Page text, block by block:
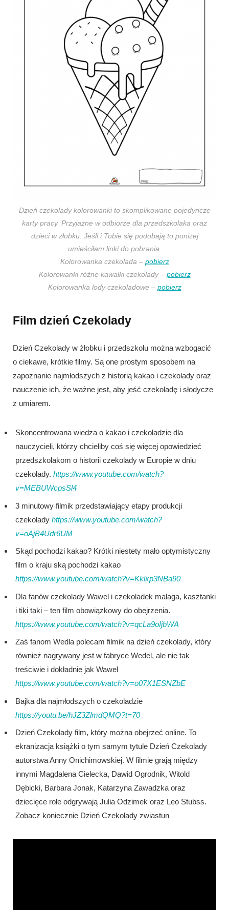
Dzień czekolady kolorowanki to skomplikowane pojedyncze
karty pracy. Przyjazne w odbiorze dla przedszkolaka oraz
dzieci w żłobku. Jeśli i Tobie się podobają to poniżej
umieściłam linki do pobrania.
Kolorowanka czekolada – pobierz
Kolorowanki różne kawałki czekolady – pobierz
Kolorowanka lody czekoladowe – pobierz
Film dzień Czekolady
Dzień Czekolady w żłobku i przedszkolu można wzbogacić
o ciekawe, krótkie filmy. Są one prostym sposobem na
zapoznanie najmłodszych z historią kakao i czekolady oraz
nauczenie ich, że ważne jest, aby jeść czekoladę i słodycze
z umiarem.
Skoncentrowana wiedza o kakao i czekoladzie dla
nauczycieli, którzy chcieliby coś się więcej opowiedzieć
przedszkolakom o historii czekolady w Europie w dniu
czekolady. https://www.youtube.com/watch?
v=MEBUWcpsSl4
3 minutowy filmik przedstawiający etapy produkcji
czekolady https://www.youtube.com/watch?
v=oAjB4Udr6UM
Skąd pochodzi kakao? Krótki niestety mało optymistyczny
film o kraju ską pochodzi kakao
https://www.youtube.com/watch?v=Kklxp3NBa90
Dla fanów czekolady Wawel i czekoladek malaga, kasztanki
i tiki taki – ten film obowiązkowy do obejrzenia.
https://www.youtube.com/watch?v=qcLa9oIjbWA
Zaś fanom Wedla polecam filmik na dzień czekolady, który
również nagrywany jest w fabryce Wedel, ale nie tak
treściwie i dokładnie jak Wawel
https://www.youtube.com/watch?v=o07X1ESNZbE
Bajka dla najmłodszych o czekoladzie
https://youtu.be/hJZ3ZlmdQMQ?t=70
Dzień Czekolady film, który można obejrzeć online. To
ekranizacja książki o tym samym tytule Dzień Czekolady
autorstwa Anny Onichimowskiej. W filmie grają między
innymi Magdalena Cielecka, Dawid Ogrodnik, Witold
Dębicki, Barbara Jonak, Katarzyna Zawadzka oraz
dziecięce role odgrywają Julia Odzimek oraz Leo Stubss.
Zobacz koniecznie Dzień Czekolady zwiastun